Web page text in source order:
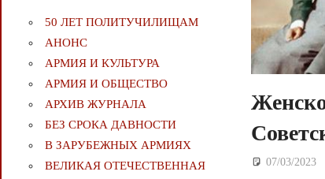
07/03/2023
50 ЛЕТ ПОЛИТУЧИЛИЩАМ
АНОНС
АРМИЯ И КУЛЬТУРА
АРМИЯ И ОБЩЕСТВО
АРХИВ ЖУРНАЛА
БЕЗ СРОКА ДАВНОСТИ
В ЗАРУБЕЖНЫХ АРМИЯХ
ВЕЛИКАЯ ОТЕЧЕСТВЕННАЯ